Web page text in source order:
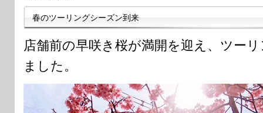
春のツーリングシーズン到来
店舗前の早咲き桜が満開を迎え、ツー
ました。